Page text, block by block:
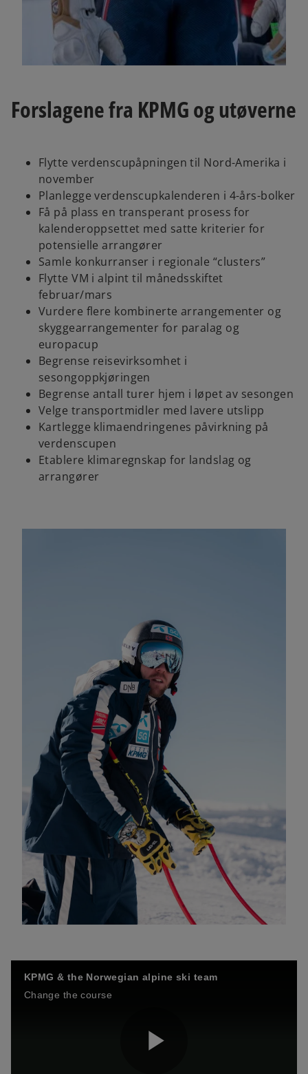
Forslagene fra KPMG og utøverne
Flytte verdenscupåpningen til Nord-Amerika i
november
Planlegge verdenscupkalenderen i 4-års-bolker
Få på plass en transperant prosess for
kalenderoppsettet med satte kriterier for
potensielle arrangører
Samle konkurranser i regionale “clusters”
Flytte VM i alpint til månedsskiftet
februar/mars
Vurdere flere kombinerte arrangementer og
skyggearrangementer for paralag og
europacup
Begrense reisevirksomhet i
sesongoppkjøringen
Begrense antall turer hjem i løpet av sesongen
Velge transportmidler med lavere utslipp
Kartlegge klimaendringenes påvirkning på
verdenscupen
Etablere klimaregnskap for landslag og
arrangører
KPMG & the Norwegian alpine ski team
Change the course